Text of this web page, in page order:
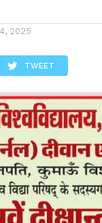
2025
TWEET